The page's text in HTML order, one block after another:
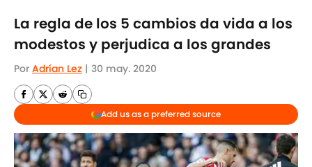
La regla de los 5 cambios da vida a los
modestos y perjudica a los grandes
Por Adrían Lez | 30 may. 2020
Add us as a preferred source